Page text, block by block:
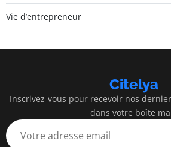
Vie d’entrepreneur
Citelya
Inscrivez-vous pour recevoir nos
dans votre boîte